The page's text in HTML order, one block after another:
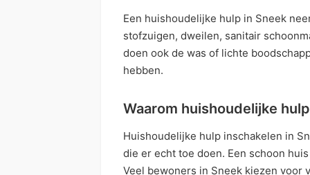
Een huishoudelijke hulp in Sneek
stofzuigen, dweilen, sanitair
doen ook de was of lichte
hebben.
Waarom huishoudelijke
Huishoudelijke hulp inschakelen in
die er echt toe doen. Een schoon
Veel bewoners in Sneek kiezen voor